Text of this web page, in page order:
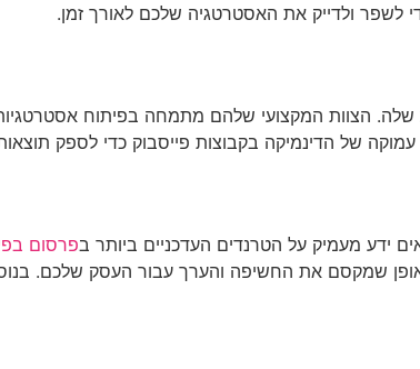
לשפר ולדייק את האסטרטגיה שלכם לאורך זמן.
שלה. הצוות המקצועי שלהם מתמחה בפיתוח
עמוקה של הדינמיקה בקבוצות פייסבוק כדי לספק
ידע מעמיק על הטרנדים העדכניים ביותר בפרסום
שמקסם את החשיפה והערך עבור העסק שלכם.